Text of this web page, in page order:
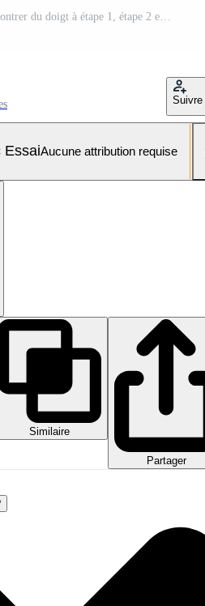
Suivre
EssaiAucune attribution requise
Similaire
Partager